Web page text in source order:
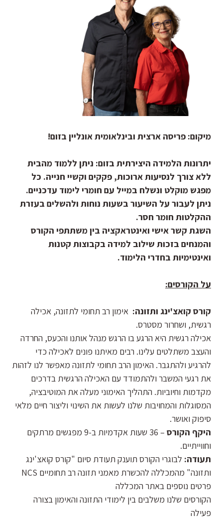
מיקום: פריסה ארצית ובינלאומית אונליין בזום!
יתרונות הלמידה היצירתית בזום: ניתן ללמוד מהבית
ללא צורך לנסיעות ארוכות, פקקים וקשיי חנייה. כל
מפגש מוקלט ונשלח במייל עם חומרי לימוד עדכניים.
ניתן לעבור על השיעור בשעות נוחות ולהשלים בעזרת
ההקלטות חומר חסר.
השגת קשר אישי ואינטראקציה בין משתתפי הקורס
והמנחים בזכות שילוב למידה בקבוצות קטנות
ואינטימיות בחדרי הלימוד.
על הקורסים:
קורס קואצ'ינג ותזונה: אימון רב תחומי לתזונה, אכילה
רגשית, ושחרור מסטרס.
אכילה רגשית היא הרגע בו הרגש מנהל אותנו והכעס, החרדה
והעצב משתלטים עלינו. רבים מאיתנו פונים לאכילה כדי
להרגיע ולהתגבר. האימון הרב תחומי לתזונה מאפשר לנו לזהות
את רגעי המשבר ולהתמודד עם האכילה הרגשית בדרכים
מקדמות וחיוביות. התהליך האימוני מעלה את המוטיבציה,
המסוגלות והמחויבות שלנו לעשות את השינוי וליצור חיים מלאי
סיפוק ואושר.
היקף הקורס
– 36 שעות אקדמיות ב-9 מפגשים מרתקים
וחווייתיים.
תעודה: לבוגרי הקורס תוענק תעודת סיום "קורס קואצ'ינג
ותזונה" מהמכללה להכשרת מאמני תזונה רב תחומיים NCS
פרטים נוספים באתר המכללה
הקורסים שלנו משלבים בין לימודי התזונה והאימון בצורה
פעילה